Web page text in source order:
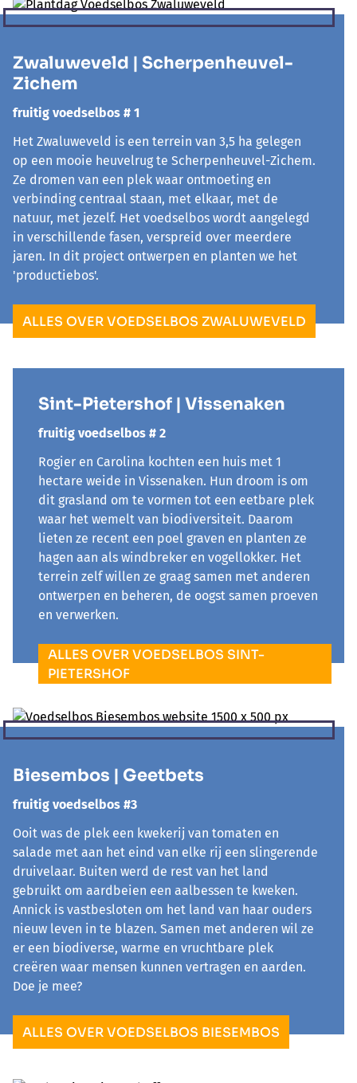
Zwaluweveld | Scherpenheuvel-
Zichem
fruitig voedselbos # 1
Het Zwaluweveld is een terrein van 3,5 ha gelegen
op een mooie heuvelrug te Scherpenheuvel-Zichem.
Ze dromen van een plek waar ontmoeting en
verbinding centraal staan, met elkaar, met de
natuur, met jezelf. Het voedselbos wordt aangelegd
in verschillende fasen, verspreid over meerdere
jaren. In dit project ontwerpen en planten we het
'productiebos'.
ALLES OVER VOEDSELBOS ZWALUWEVELD
Sint-Pietershof | Vissenaken
fruitig voedselbos # 2
Rogier en Carolina kochten een huis met 1
hectare weide in Vissenaken. Hun droom is om
dit grasland om te vormen tot een eetbare plek
waar het wemelt van biodiversiteit. Daarom
lieten ze recent een poel graven en planten ze
hagen aan als windbreker en vogellokker. Het
terrein zelf willen ze graag samen met anderen
ontwerpen en beheren, de oogst samen proeven
en verwerken.
ALLES OVER VOEDSELBOS SINT-
PIETERSHOF
Biesembos | Geetbets
fruitig voedselbos #3
Ooit was de plek een kwekerij van tomaten en
salade met aan het eind van elke rij een slingerende
druivelaar. Buiten werd de rest van het land
gebruikt om aardbeien een aalbessen te kweken.
Annick is vastbesloten om het land van haar ouders
nieuw leven in te blazen. Samen met anderen wil ze
er een biodiverse, warme en vruchtbare plek
creëren waar mensen kunnen vertragen en aarden.
Doe je mee?
ALLES OVER VOEDSELBOS BIESEMBOS